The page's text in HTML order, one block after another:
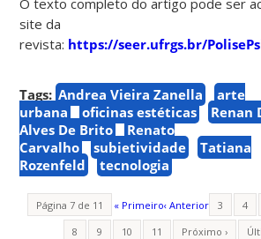
site da
revista: https://seer.ufrgs.br/
Tags: Andrea Vieira Zanella
arte
urbana
oficinas estéticas
Renan
Alves De Brito
Renato
Carvalho
subjetividade
Tatiana
Rozenfeld
tecnologia
Página 7 de 11 « Primeiro‹ Anterior 3 4
8
9 10 11 Próximo ›